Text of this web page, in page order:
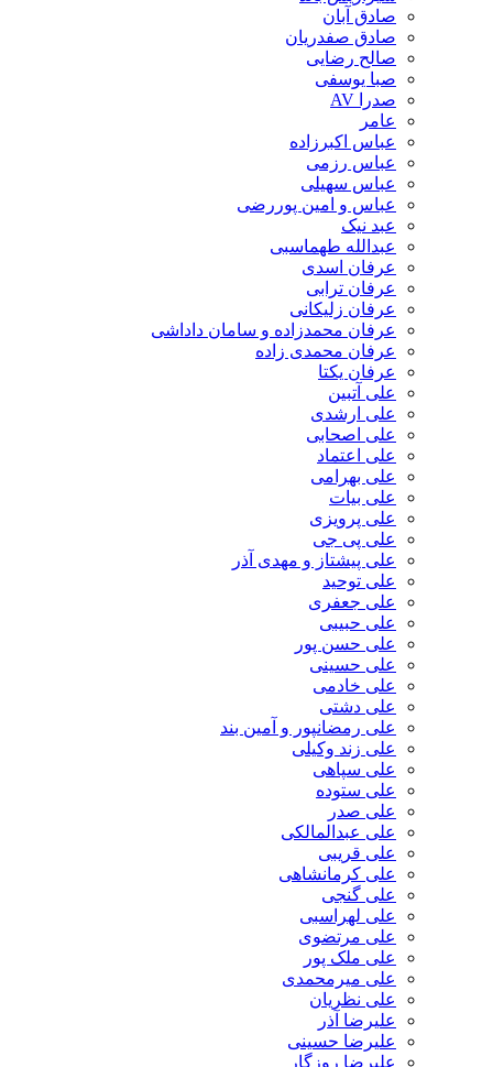
صادق آبان
صادق صفدریان
صالح رضایی
صبا یوسفی
صدرا AV
عامر
عباس اکبرزاده
عباس رزمی
عباس سهیلی
عباس و امین پوررضی
عبد نیک
عبدالله طهماسبی‎
عرفان اسدی
عرفان ترابی
عرفان زلیکانی
عرفان محمدزاده و سامان داداشی
عرفان محمدی زاده
عرفان یکتا
علی آتبین
علی ارشدی
علی اصحابی
علی اعتماد
علی بهرامی
علی بیات
علی پرویزی
علی پی جی
علی پیشتاز و مهدی آذر
علی توحید
علی جعفری
علی حبیبی
علی حسن پور
علی حسینی
علی خادمی
علی دشتی
علی رمضانپور و آمین بند
علی زند وکیلی
علی سپاهی
علی ستوده
علی صدر
علی عبدالمالکی
علی قریبی
علی کرمانشاهی
علی گنجی
علی لهراسبی
علی مرتضوی
علی ملک پور
علی میرمحمدی
علی نظریان
علیرضا آذر
علیرضا حسینی
علیرضا روزگار